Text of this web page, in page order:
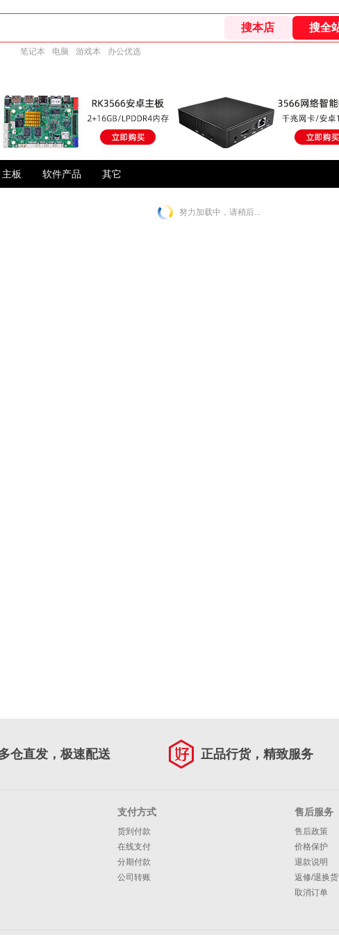
笔记本 电脑 游戏本 办公优选
主板 软件产品 其它
努力加载中，请稍后...
仓直发，极速配送 正品行货，精致服务
支付方式
货到付款
在线支付
分期付款
公司转账
售后服务
售后政策
价格保护
退款说明
返修/退换货
取消订单